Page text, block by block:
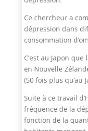
Ce chercheur a
dépression dans
consommation
C’est au Japon
en Nouvelle
(50 fois plus qu’au
Suite à ce travail
fréquence de la
fonction de la